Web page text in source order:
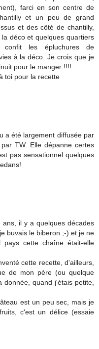
farci en son centre de
et un peu de grand
et des côté de chantilly,
déco et quelques quartiers
les épluchures de
à la déco. Je crois que je
pour le manger !!!!
toi pour la recette
a été largement diffusée par
TW. Elle dépanne certes
pas sensationnel quelques
il y a quelques décades
buvais le biberon ;-) et je ne
cette chaîne était-elle
cette recette, d'ailleurs,
de mon père (ou quelque
quand j'étais petite,
est un peu sec, mais je
c'est un délice (essaie